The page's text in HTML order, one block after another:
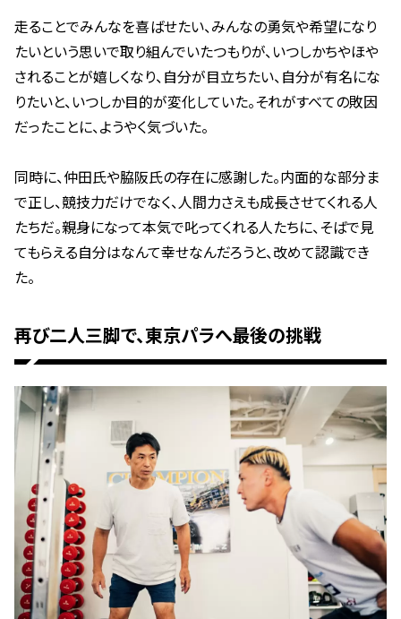
走ることでみんなを喜ばせたい、みんなの勇気や希望になり
たいという思いで取り組んでいたつもりが、いつしかちやほや
されることが嬉しくなり、自分が目立ちたい、自分が有名にな
りたいと、いつしか目的が変化していた。それがすべての敗因
だったことに、ようやく気づいた。
同時に、仲田氏や脇阪氏の存在に感謝した。内面的な部分ま
で正し、競技力だけでなく、人間力さえも成長させてくれる人
たちだ。親身になって本気で叱ってくれる人たちに、そばで見
てもらえる自分はなんて幸せなんだろうと、改めて認識でき
た。
再び二人三脚で、東京パラへ最後の挑戦